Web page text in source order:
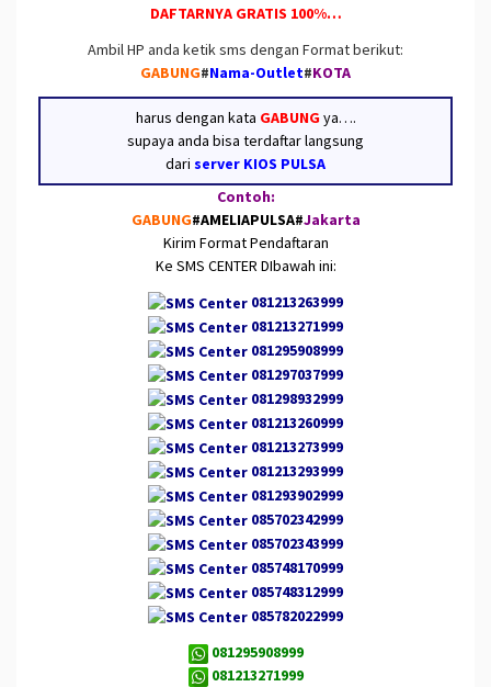
DAFTARNYA GRATIS 100%…
Ambil HP anda ketik sms dengan Format berikut:
GABUNG#Nama-Outlet#KOTA
harus dengan kata GABUNGya….
supaya anda bisa terdaftar langsung
dari server KIOS PULSA
Contoh:
GABUNG#AMELIAPULSA#Jakarta
Kirim Format Pendaftaran
Ke SMS CENTER DIbawah ini:
081213263999
081213271999
081295908999
081297037999
081298932999
081213260999
081213273999
081213293999
081293902999
085702342999
085702343999
085748170999
085748312999
085782022999
081295908999
081213271999